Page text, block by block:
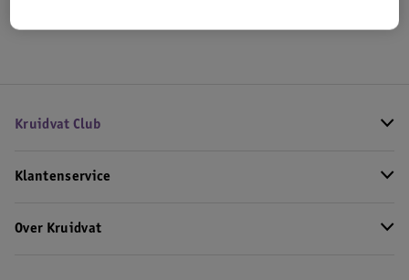
Kruidvat Club
Klantenservice
Over Kruidvat